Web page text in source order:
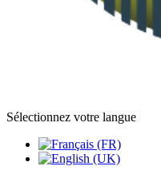
Sélectionnez votre langue